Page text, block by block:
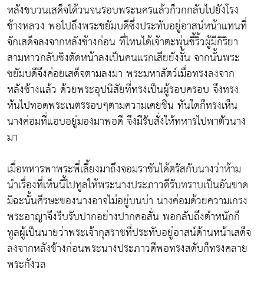
หลังขบวนเสด็จได้วนจนรอบพระนครแล้วก็วกกลับไปยังโรง
ช้างหลวง พอไปถึงพระชยัมบดีซึ่งประทับอยู่อาสน์หน้าแทนที่
จักเสด็จลงจากหลังช้างก่อน ที่ไหนได้เจ้าตะพุ่นขี้ริ้วผู้มีกิริยา
สามหาวกลับชิงตัดหน้าลงเป็นคนแรกเสียยังงั้น จากนั้นพระ
ชยัมบดีจึงค่อยเสด็จตามลงมา พระมหาสัตว์เมื่อทรงลงจาก
หลังช้างแล้ว ด้วยพระอุปนิสัยที่ทรงเป็นผู้รอบครอบ จึงทรง
หันไปทอดพระเนตรรอบๆตามความเคยชิน ทันใดก็ทรงเห็น
นางค่อมที่แอบอยู่มองมาพอดี จึงมีรับสั่งให้ทหารไปพาตัวนาง
มา
เมื่อทหารพาพระพี่เลี้ยงมาถึงจอมราชันได้ตรัสกับนางว่าห้าม
นำเรื่องที่เห็นนี้ไปทูลให้พระนางประภาวดีรับทราบเป็นอันขาด
มิฉะนั้นศีรษะของนางอาจไม่อยู่บนบ่า นางค่อมด้วยความเกรง
พระอาญาจึงรีบรับปากอย่างปากคอสั่น พอกลับถึงตำหนักก็
ทูลผู้เป็นนายว่าพระเจ้ากุสราชที่ประทับอยู่อาสน์ด้านหน้าเสด็จ
ลงจากหลังช้างก่อนพระนางประภาวดีพอทรงสดับก็ทรงคลาย
พระกังวล